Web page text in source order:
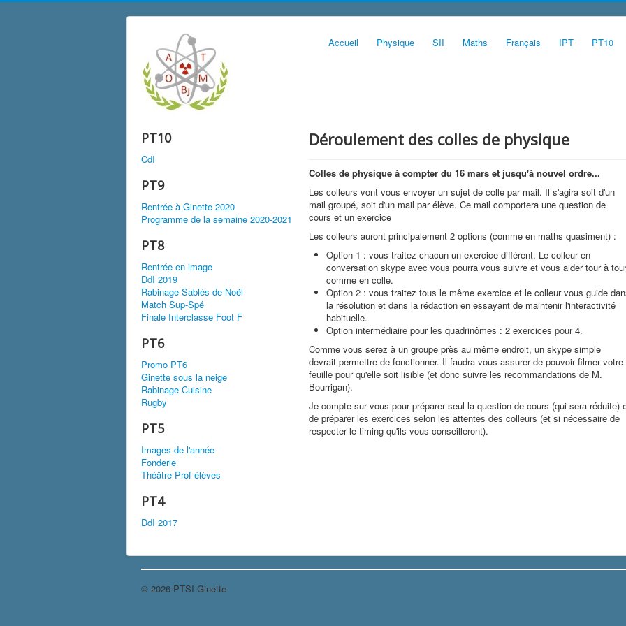
Accueil Physique SII Maths Français IPT PT10
PT10
CdI
PT9
Rentrée à Ginette 2020
Programme de la semaine 2020-2021
PT8
Rentrée en image
DdI 2019
Rabinage Sablés de Noël
Match Sup-Spé
Finale Interclasse Foot F
PT6
Promo PT6
Ginette sous la neige
Rabinage Cuisine
Rugby
PT5
Images de l'année
Fonderie
Théâtre Prof-élèves
PT4
DdI 2017
Déroulement des colles de physique
Colles de physique à compter du 16 mars et jusqu'à nouvel ordre...
Les colleurs vont vous envoyer un sujet de colle par mail. Il s'agira soit d'un
mail groupé, soit d'un mail par élève. Ce mail comportera une question de
cours et un exercice
Les colleurs auront principalement 2 options (comme en maths quasiment) :
Option 1 : vous traitez chacun un exercice différent. Le colleur en
conversation skype avec vous pourra vous suivre et vous aider tour à tour
comme en colle.
Option 2 : vous traitez tous le même exercice et le colleur vous guide
la résolution et dans la rédaction en essayant de maintenir l'interactivité
habituelle.
Option intermédiaire pour les quadrinômes : 2 exercices pour 4.
Comme vous serez à un groupe près au même endroit, un skype simple
devrait permettre de fonctionner. Il faudra vous assurer de pouvoir filmer votre
feuille pour qu'elle soit lisible (et donc suivre les recommandations de M.
Bourrigan).
Je compte sur vous pour préparer seul la question de cours (qui sera réduite)
de préparer les exercices selon les attentes des colleurs (et si nécessaire de
respecter le timing qu'ils vous conseilleront).
© 2026 PTSI Ginette